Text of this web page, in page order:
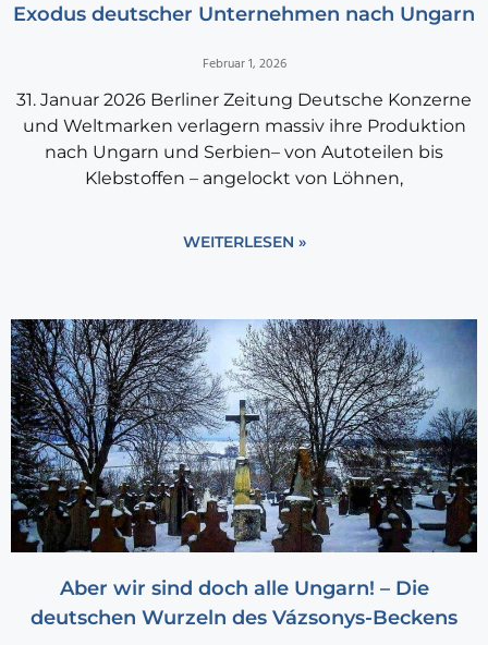
Exodus deutscher Unternehmen nach Ungarn
Februar 1, 2026
31. Januar 2026 Berliner Zeitung Deutsche Konzerne
und Weltmarken verlagern massiv ihre Produktion
nach Ungarn und Serbien– von Autoteilen bis
Klebstoffen – angelockt von Löhnen,
WEITERLESEN »
Aber wir sind doch alle Ungarn! – Die
deutschen Wurzeln des Vázsonys-Beckens